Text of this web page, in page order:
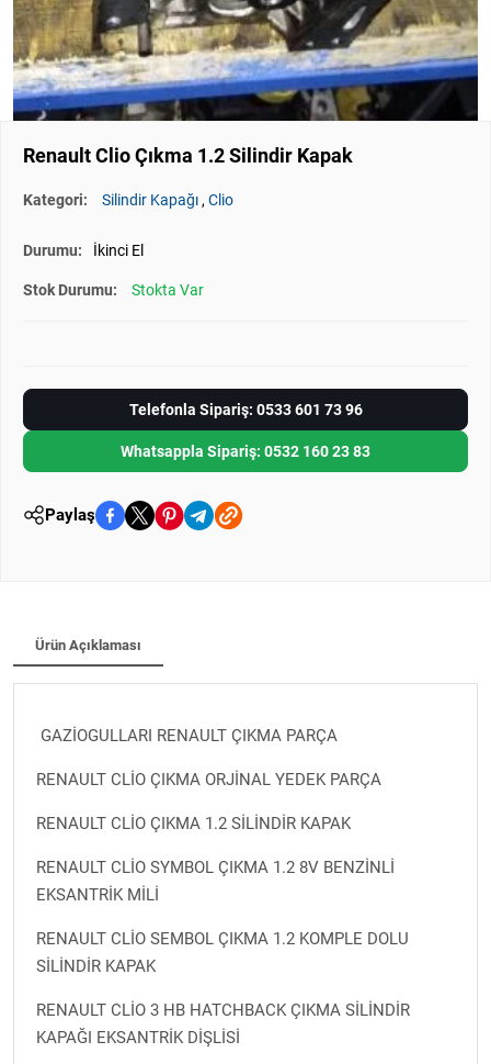
Renault Clio Çıkma 1.2 Silindir Kapak
Kategori: Silindir Kapağı , Clio
Durumu: İkinci El
Stok Durumu: Stokta Var
Telefonla Sipariş: 0533 601 73 96
Whatsappla Sipariş: 0532 160 23 83
Paylaş
Ürün Açıklaması
GAZİOGULLARI RENAULT ÇIKMA PARÇA
RENAULT CLİO ÇIKMA ORJİNAL YEDEK PARÇA
RENAULT CLİO ÇIKMA 1.2 SİLİNDİR KAPAK
RENAULT CLİO SYMBOL ÇIKMA 1.2 8V BENZİNLİ
EKSANTRİK MİLİ
RENAULT CLİO SEMBOL ÇIKMA 1.2 KOMPLE DOLU
SİLİNDİR KAPAK
RENAULT CLİO 3 HB HATCHBACK ÇIKMA SİLİNDİR
KAPAĞI EKSANTRİK DİŞLİSİ